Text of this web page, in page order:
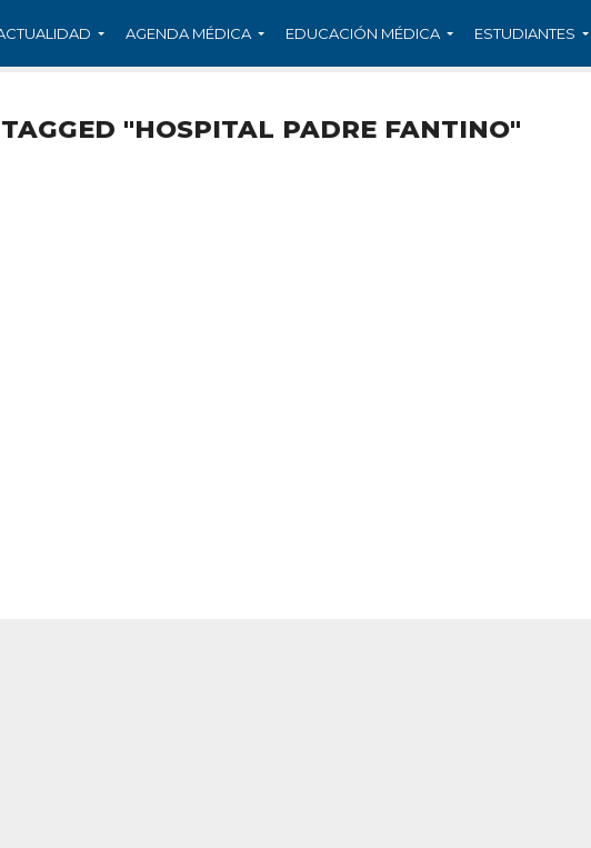
AGENDA MÉDICA EDUCACIÓN MÉDICA ESTUDIANTES
"HOSPITAL PADRE FANTINO"